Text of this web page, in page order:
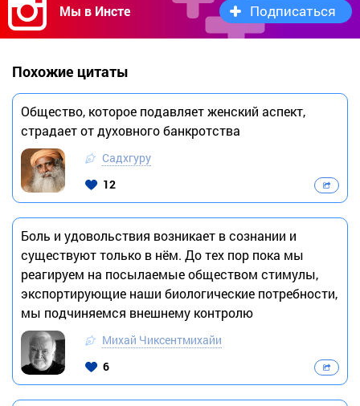
Мы в Инсте Подписаться
Похожие цитаты
Общество, которое подавляет женский аспект,
страдает от духовного банкротства
Садхгуру
12
Боль и удовольствия возникает в сознании и
существуют только в нём. До тех пор пока мы
реагируем на посылаемые обществом стимулы,
экспортирующие наши биологические потребности,
мы подчиняемся внешнему контролю
Михай Чиксентмихайи
6